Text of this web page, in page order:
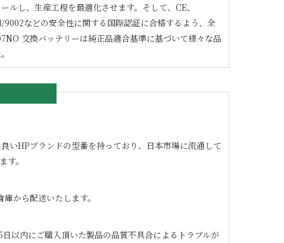
ルし、生産工程を最適化させます。そして、CE、
9002などの安全性に関する国際認証に合格するよう、全
交換バッテリーは純正品適合基準に基づいて様々な品
いHPブランドの型番を持っており、日本市場に流通して
。
から配送いたします。
以内にご購入頂いた製品の品質不具合によるトラブルが